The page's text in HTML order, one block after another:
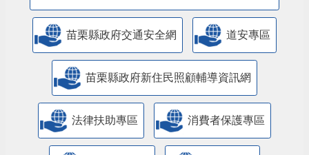
苗栗縣政府交通安全網 道安專區
苗栗縣政府新住民照顧輔導資訊網
法律扶助專區 消費者保護專區